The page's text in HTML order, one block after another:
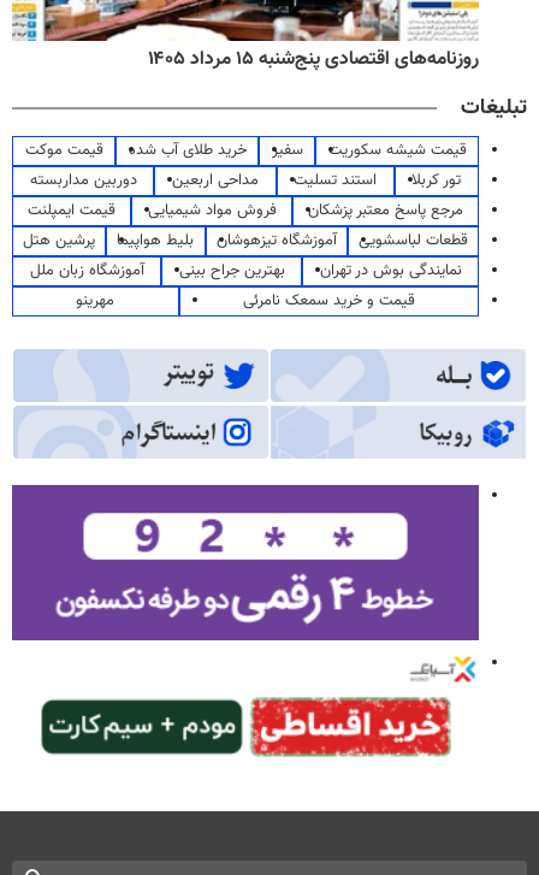
روزنامه‌های اقتصادی پنج‌شنبه ۱۵ مرداد ۱۴۰۵
تبلیغات
قیمت شیشه سکوریت سفیر خرید طلای آب شده
قیمت موکت
تور کربلا
استند تسلیت مداحی اربعین
دوربین مداربسته
مرجع پاسخ معتبر پزشکان
فروش مواد شیمیایی
قیمت ایمپلنت
قطعات لباسشویی
آموزشگاه تیزهوشان بلیط هواپیما
پرشین هتل
نمایندگی بوش در تهران
بهترین جراح بینی
آموزشگاه زبان ملل
قیمت و خرید سمعک نامرئی
مهرینو